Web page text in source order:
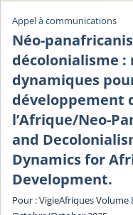
Appel à communications
Néo-
décolonialisme :
dynamiques
développement
l’Afrique/Neo-
and
Dynamics for
Development.
Pour : VigieAfriques Volume